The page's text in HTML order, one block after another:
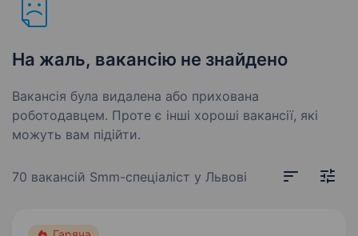
На жаль, вакансію не знайдено
Вакансія була видалена або прихована
роботодавцем. Проте є інші хороші вакансії, які
можуть вам підійти.
70 вакансій Smm-спеціаліст у Львові